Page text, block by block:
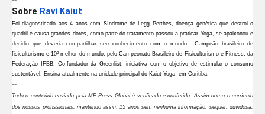
Sobre Ravi Kaiut
Foi diagnosticado aos 4 anos com Síndrome de Legg Perthes, doença genética que destrói o
quadril e causa grandes dores, como parte do tratamento passou a praticar Yoga, se apaixonou e
decidiu que deveria compartilhar seu conhecimento com o mundo. Campeão brasileiro de
fisiculturismo e 10º melhor do mundo, pelo Campeonato Brasileiro de Fisiculturismo e Fitness, da
Federação IFBB. Co-fundador da Greenlist, iniciativa com o objetivo de estimular o consumo
sustentável. Ensina atualmente na unidade principal do Kaiut Yoga em Curitiba.
--
Todo o conteúdo enviado pela MF Press Global é verificado e conferido. Assim como o currículo
dos nossos profissionais, mantendo assim 15 anos sem nenhuma informação, sequer, duvidosa.